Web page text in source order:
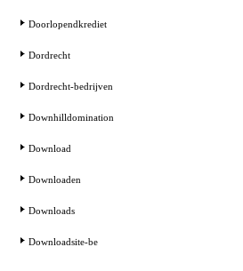
Doorlopendkrediet
Dordrecht
Dordrecht-bedrijven
Downhilldomination
Download
Downloaden
Downloads
Downloadsite-be